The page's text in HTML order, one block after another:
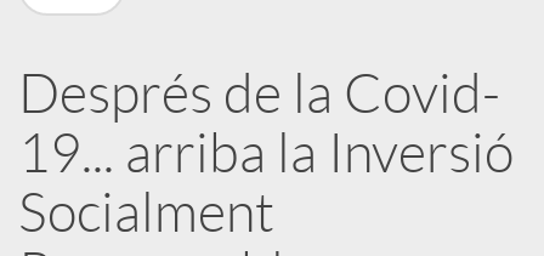
r
x
Després de la Covid-
19... arriba la Inversió
Socialment